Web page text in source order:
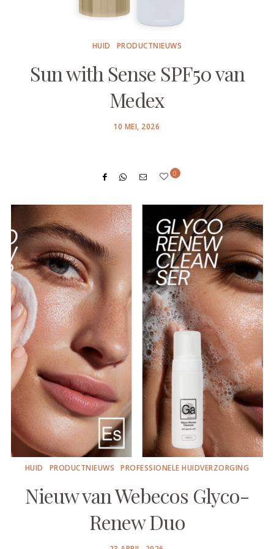
HUID PRODUCTNIEUWS
Sun with Sense SPF50 van
Medex
POSTED
10 MEI, 2026
0
HUID PRODUCTNIEUWS PROFESSIONELE HUIDVERZORGING
Nieuw van Webecos Glyco-
Renew Duo